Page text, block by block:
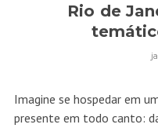
Rio de
Imagine se hospedar em
presente em todo canto: